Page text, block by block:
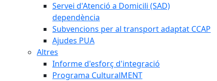
Servei d'Atenció a Domicili (SAD)
dependència
Subvencions per al transport adaptat CCAP
Ajudes PUA
Altres
Informe d'esforç d'integració
Programa CulturalMENT